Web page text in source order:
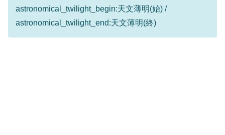
astronomical_twilight_begin:天文薄明(始) /
astronomical_twilight_end:天文薄明(終)